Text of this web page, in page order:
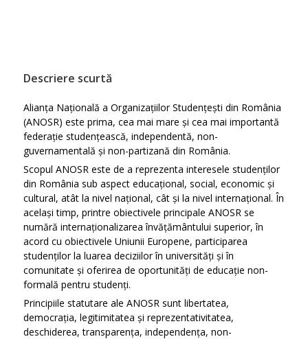
Descriere scurtă
Alianța Națională a Organizațiilor Studențești din România
(ANOSR) este prima, cea mai mare și cea mai importantă
federație studențească, independentă, non-
guvernamentală și non-partizană din România.
Scopul ANOSR este de a reprezenta interesele studenților
din România sub aspect educațional, social, economic și
cultural, atât la nivel național, cât și la nivel internațional. În
același timp, printre obiectivele principale ANOSR se
numără internaționalizarea învățământului superior, în
acord cu obiectivele Uniunii Europene, participarea
studenților la luarea deciziilor în universități și în
comunitate și oferirea de oportunități de educație non-
formală pentru studenți.
Principiile statutare ale ANOSR sunt libertatea,
democrația, legitimitatea și reprezentativitatea,
deschiderea, transparența, independența, non-